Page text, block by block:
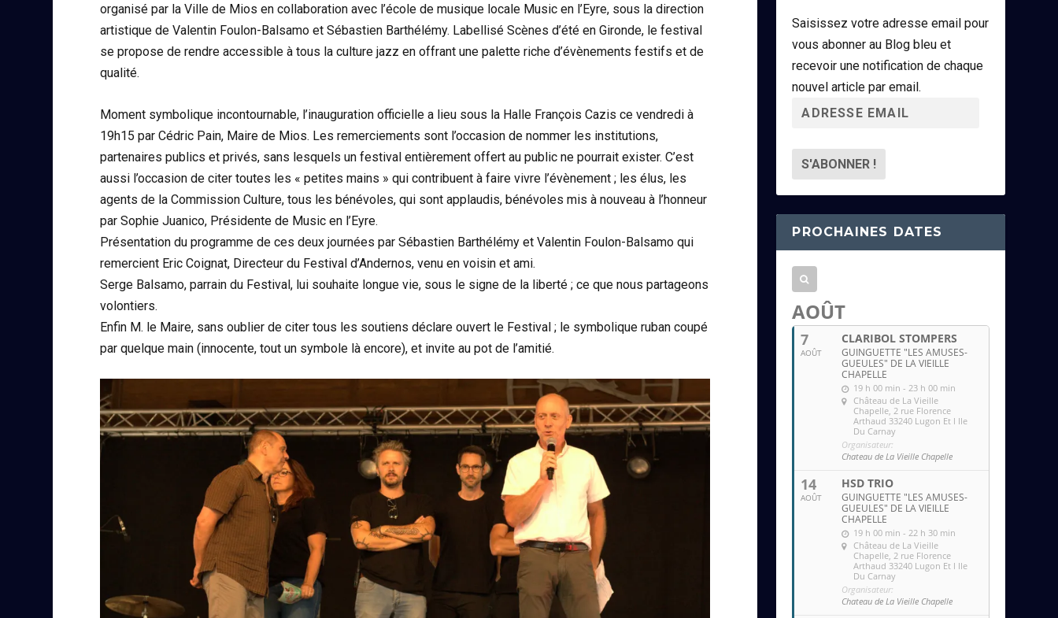
organisé par la Ville de Mios en collaboration avec l’école de musique locale Music en l’Eyre, sous la direction
artistique de Valentin Foulon-Balsamo et Sébastien Barthélémy. Labellisé Scènes d’été en Gironde, le festival
se propose de rendre accessible à tous la culture jazz en offrant une palette riche d’évènements festifs et de
qualité.
Moment symbolique incontournable, l’inauguration officielle a lieu sous la Halle François Cazis ce vendredi à
19h15 par Cédric Pain, Maire de Mios. Les remerciements sont l’occasion de nommer les institutions,
partenaires publics et privés, sans lesquels un festival entièrement offert au public ne pourrait exister. C’est
aussi l’occasion de citer toutes les « petites mains » qui contribuent à faire vivre l’évènement ; les élus, les
agents de la Commission Culture, tous les bénévoles, qui sont applaudis, bénévoles mis à nouveau à l’honneur
par Sophie Juanico, Présidente de Music en l’Eyre.
Présentation du programme de ces deux journées par Sébastien Barthélémy et Valentin Foulon-Balsamo qui
remercient Eric Coignat, Directeur du Festival d’Andernos, venu en voisin et ami.
Serge Balsamo, parrain du Festival, lui souhaite longue vie, sous le signe de la liberté ; ce que nous partageons
volontiers.
Enfin M. le Maire, sans oublier de citer tous les soutiens déclare ouvert le Festival ; le symbolique ruban coupé
par quelque main (innocente, tout un symbole là encore), et invite au pot de l’amitié.
Saisissez votre adresse email pour
vous abonner au Blog bleu et
recevoir une notification de chaque
nouvel article par email.
r
s
s
e
m
i
PROCHAINES DATES
AOÛT
7
AOÛT
CLARIBOL STOMPERS
GUINGUETTE "LES AMUSES-
GUEULES" DE LA VIEILLE
CHAPELLE
19 h 00 min - 23 h 00 min
Château de La Vieille
Chapelle , 2 rue Florence
Arthaud 33240 Lugon Et l Ile
Du Carnay
Organisateur:
Chateau de La Vieille Chapelle
14
AOÛT
HSD TRIO
GUINGUETTE "LES AMUSES-
GUEULES" DE LA VIEILLE
CHAPELLE
19 h 00 min - 22 h 30 min
Château de La Vieille
Chapelle , 2 rue Florence
Arthaud 33240 Lugon Et l Ile
Du Carnay
Organisateur:
Chateau de La Vieille Chapelle